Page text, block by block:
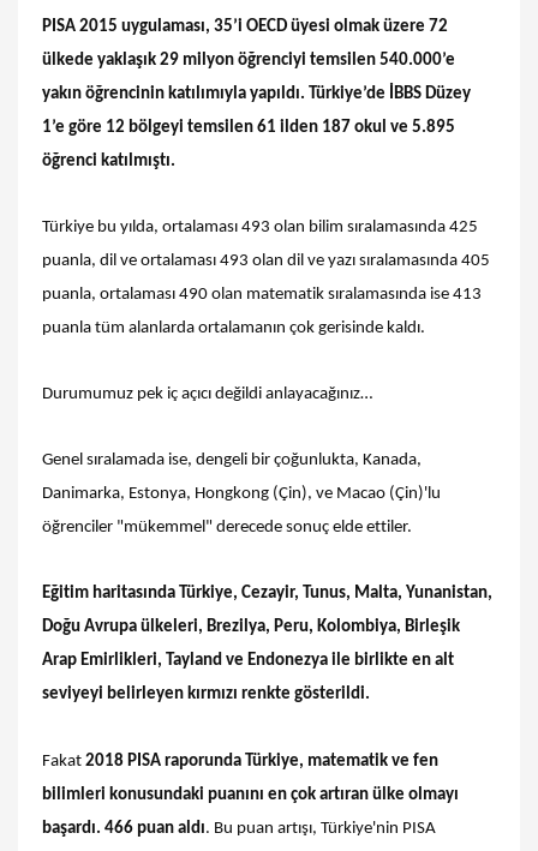
PISA 2015 uygulaması, 35’i OECD üyesi olmak üzere 72
ülkede yaklaşık 29 milyon öğrenciyi temsilen 540.000’e
yakın öğrencinin katılımıyla yapıldı. Türkiye’de İBBS Düzey
1’e göre 12 bölgeyi temsilen 61 ilden 187 okul ve 5.895
öğrenci katılmıştı.
Türkiye bu yılda, ortalaması 493 olan bilim sıralamasında 425
puanla, dil ve ortalaması 493 olan dil ve yazı sıralamasında 405
puanla, ortalaması 490 olan matematik sıralamasında ise 413
puanla tüm alanlarda ortalamanın çok gerisinde kaldı.
Durumumuz pek iç açıcı değildi anlayacağınız…
Genel sıralamada ise, dengeli bir çoğunlukta, Kanada,
Danimarka, Estonya, Hongkong (Çin), ve Macao (Çin)'lu
öğrenciler "mükemmel" derecede sonuç elde ettiler.
Eğitim haritasında Türkiye, Cezayir, Tunus, Malta, Yunanistan,
Doğu Avrupa ülkeleri, Brezilya, Peru, Kolombiya, Birleşik
Arap Emirlikleri, Tayland ve Endonezya ile birlikte en alt
seviyeyi belirleyen kırmızı renkte gösterildi.
Fakat 2018 PISA raporunda Türkiye, matematik ve fen
bilimleri konusundaki puanını en çok artıran ülke olmayı
başardı. 466 puan aldı. Bu puan artışı, Türkiye'nin PISA